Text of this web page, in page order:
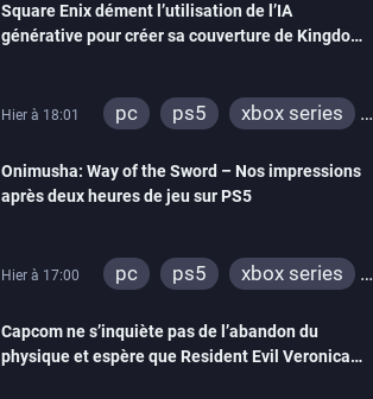
Square Enix dément l’utilisation de l’IA
générative pour créer sa couverture de Kingdom
Hier à 18:01 pc ps5
xbox series
Onimusha: Way of the Sword – Nos impressions
après deux heures de jeu sur PS5
Hier à 17:00 pc ps5
xbox series
Capcom ne s’inquiète pas de l’abandon du
physique et espère que Resident Evil Veronica